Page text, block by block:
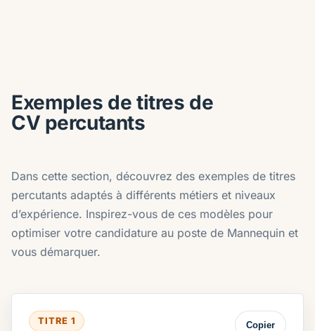
Exemples de titres de
CV percutants
Dans cette section, découvrez des exemples de titres
percutants adaptés à différents métiers et niveaux
d’expérience. Inspirez-vous de ces modèles pour
optimiser votre candidature au poste de Mannequin et
vous démarquer.
TITRE 1 Copier